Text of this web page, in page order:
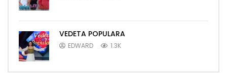
VEDETA POPULARA
EDWARD 1.3K